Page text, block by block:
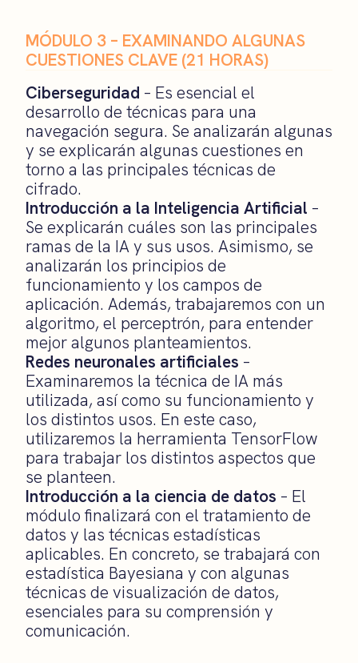
MÓDULO 3 – EXAMINANDO ALGUNAS
CUESTIONES CLAVE (21 HORAS)
Ciberseguridad – Es esencial el
desarrollo de técnicas para una
navegación segura. Se analizarán algunas
y se explicarán algunas cuestiones en
torno a las principales técnicas de
cifrado.
Introducción a la Inteligencia Artificial –
Se explicarán cuáles son las principales
ramas de la IA y sus usos. Asimismo, se
analizarán los principios de
funcionamiento y los campos de
aplicación. Además, trabajaremos con un
algoritmo, el perceptrón, para entender
mejor algunos planteamientos.
Redes neuronales artificiales –
Examinaremos la técnica de IA más
utilizada, así como su funcionamiento y
los distintos usos. En este caso,
utilizaremos la herramienta TensorFlow
para trabajar los distintos aspectos que
se planteen.
Introducción a la ciencia de datos – El
módulo finalizará con el tratamiento de
datos y las técnicas estadísticas
aplicables. En concreto, se trabajará con
estadística Bayesiana y con algunas
técnicas de visualización de datos,
esenciales para su comprensión y
comunicación.